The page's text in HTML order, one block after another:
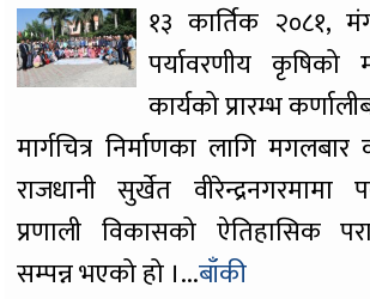
१३ कार्तिक २०८१,
पर्यावरणीय कृषिको
कार्यको प्रारम्भ
मार्गचित्र निर्माणका लागि मगलबार
राजधानी सुर्खेत वीरेन्द्रनगरमामा
प्रणाली विकासको ऐतिहासिक
सम्पन्न भएको हो ।...बाँकी